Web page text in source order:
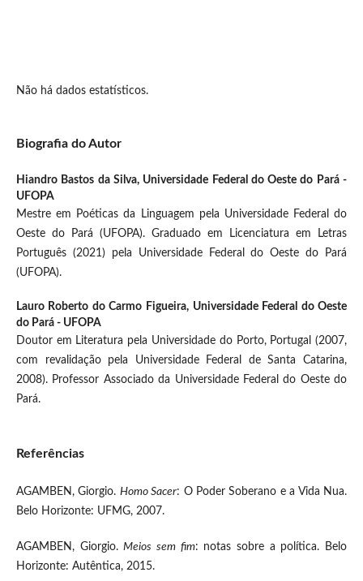
Não há dados estatísticos.
Biografia do Autor
Hiandro Bastos da Silva, Universidade Federal do Oeste do Pará -
UFOPA
Mestre em Poéticas da Linguagem pela Universidade Federal do
Oeste do Pará (UFOPA). Graduado em Licenciatura em Letras
Português (2021) pela Universidade Federal do Oeste do Pará
(UFOPA).
Lauro Roberto do Carmo Figueira, Universidade Federal do Oeste
do Pará - UFOPA
Doutor em Literatura pela Universidade do Porto, Portugal (2007,
com revalidação pela Universidade Federal de Santa Catarina,
2008). Professor Associado da Universidade Federal do Oeste do
Pará.
Referências
AGAMBEN, Giorgio. Homo Sacer: O Poder Soberano e a Vida Nua.
Belo Horizonte: UFMG, 2007.
AGAMBEN, Giorgio.Meios sem fim: notas sobre a política. Belo
Horizonte: Autêntica, 2015.